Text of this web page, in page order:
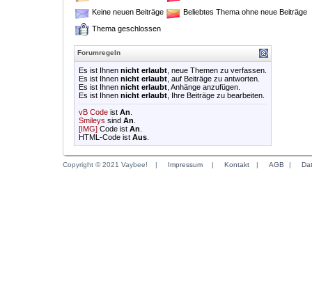
Keine neuen Beiträge
Beliebtes Thema ohne neue Beiträge
Thema geschlossen
Forumregeln
Es ist Ihnen nicht erlaubt , neue Themen zu verfassen.
Es ist Ihnen nicht erlaubt , auf Beiträge zu antworten.
Es ist Ihnen nicht erlaubt , Anhänge anzufügen.
Es ist Ihnen nicht erlaubt , Ihre Beiträge zu bearbeiten.
vB Code ist An
Smileys sind An
[IMG] Code ist An
HTML-Code ist Aus
Copyright © 2021 Vaybee! | Impressum | Kontakt | AGB |